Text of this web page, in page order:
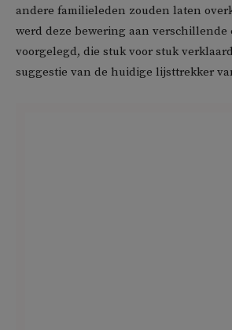
andere familieleden zouden laten
werd deze bewering aan verschillende
voorgelegd, die stuk voor stuk
suggestie van de huidige lijsttrekker